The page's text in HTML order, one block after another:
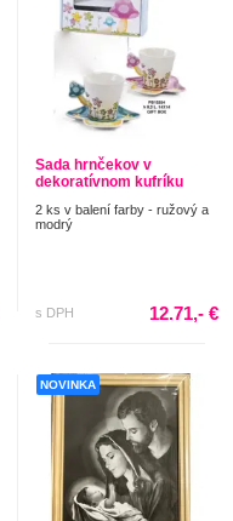
Sada hrnčekov v
dekoratívnom kufríku
2 ks v balení farby - ružový a
modrý
s DPH 12.71,- €
NOVINKA